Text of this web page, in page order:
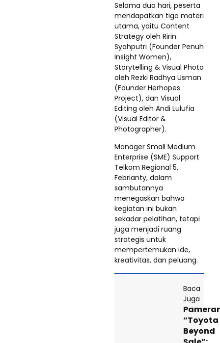
Selama dua hari, peserta
mendapatkan tiga materi
utama, yaitu Content
Strategy oleh Ririn
Syahputri (Founder Penuh
Insight Women),
Storytelling & Visual Photo
oleh Rezki Radhya Usman
(Founder Herhopes
Project), dan Visual
Editing oleh Andi Lulufia
(Visual Editor &
Photographer).
Manager Small Medium
Enterprise (SME) Support
Telkom Regional 5,
Febrianty, dalam
sambutannya
menegaskan bahwa
kegiatan ini bukan
sekadar pelatihan, tetapi
juga menjadi ruang
strategis untuk
mempertemukan ide,
kreativitas, dan peluang.
Baca
Juga
“Toyota
Beyond